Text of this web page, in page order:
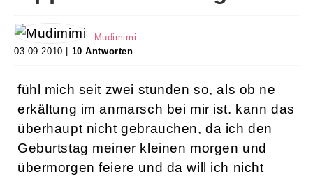
Mudimimi
03.09.2010 | 10 Antworten
fühl mich seit zwei stunden so, als ob ne
erkältung im anmarsch bei mir ist. kann das
überhaupt nicht gebrauchen, da ich den
Geburtstag meiner kleinen morgen und
übermorgen feiere und da will ich nicht